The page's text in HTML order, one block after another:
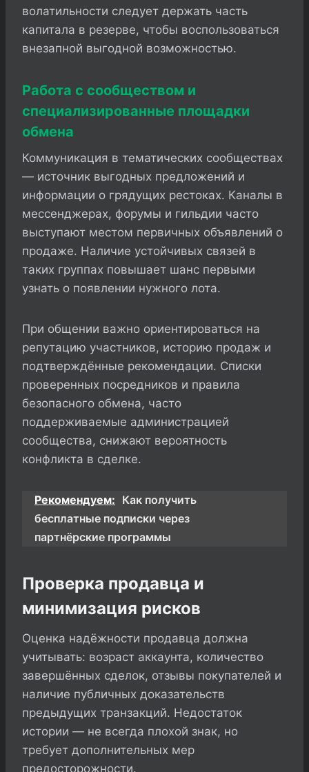
волатильности следует держать часть
капитала в резерве, чтобы воспользоваться
внезапной выгодной возможностью.
Работа с сообществом и
специализированные площадки
обмена
Коммуникация в тематических сообществах
— источник выгодных предложений и
информации о грядущих рестоках. Каналы в
мессенджерах, форумы и гильдии часто
выступают местом первичных объявлений о
продаже. Наличие устойчивых связей в
таких группах повышает шанс первыми
узнать о появлении нужного лота.
При общении важно ориентироваться на
репутацию участников, историю продаж и
подтверждённые рекомендации. Списки
проверенных посредников и правила
безопасного обмена, часто
поддерживаемые администрацией
сообщества, снижают вероятность
конфликта в сделке.
Рекомендуем: Как получить
бесплатные подписки через
партнёрские программы
Проверка продавца и
минимизация рисков
Оценка надёжности продавца должна
учитывать: возраст аккаунта, количество
завершённых сделок, отзывы покупателей и
наличие публичных доказательств
предыдущих транзакций. Недостаток
истории — не всегда плохой знак, но
требует дополнительных мер
предосторожности.